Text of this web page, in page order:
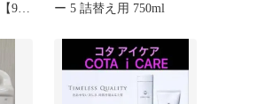
9】
ー 5 詰替え用 750ml